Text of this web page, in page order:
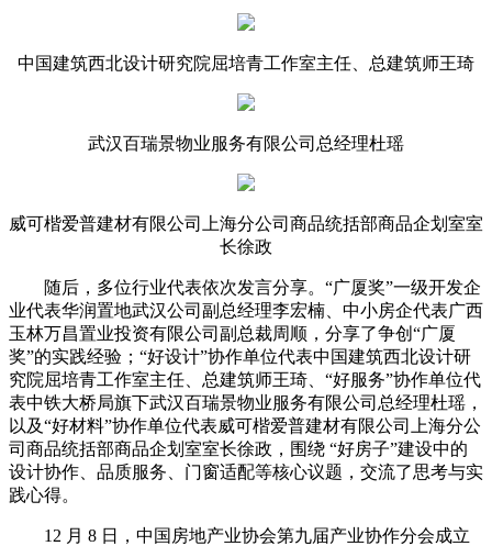
中国建筑西北设计研究院屈培青工作室主任、总建筑师王琦
武汉百瑞景物业服务有限公司总经理杜瑶
威可楷爱普建材有限公司上海分公司商品统括部商品企划室室
长徐政
随后，多位行业代表依次发言分享。“广厦奖”一级开发企
业代表华润置地武汉公司副总经理李宏楠、中小房企代表广西
玉林万昌置业投资有限公司副总裁周顺，分享了争创“广厦
奖”的实践经验；“好设计”协作单位代表中国建筑西北设计研
究院屈培青工作室主任、总建筑师王琦、“好服务”协作单位代
表中铁大桥局旗下武汉百瑞景物业服务有限公司总经理杜瑶，
以及“好材料”协作单位代表威可楷爱普建材有限公司上海分公
司商品统括部商品企划室室长徐政，围绕 “好房子”建设中的
设计协作、品质服务、门窗适配等核心议题，交流了思考与实
践心得。
12 月 8 日，中国房地产业协会第九届产业协作分会成立